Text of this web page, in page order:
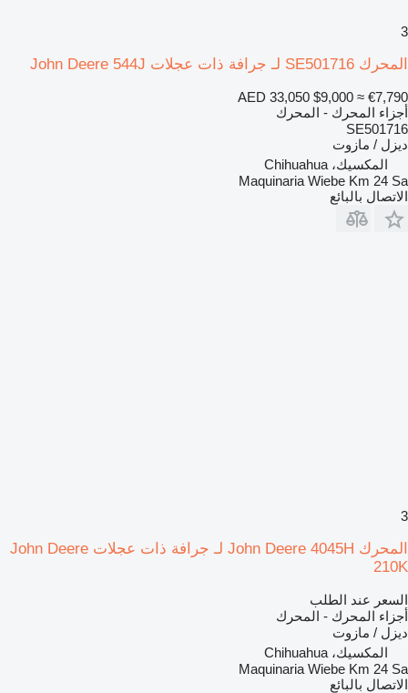
3
المحرك SE501716 لـ جرافة ذات عجلات John Deere 544J
AED 33,050 $9,000 ≈ €7,790
أجزاء المحرك - المحرك
SE501716
ديزل / مازوت
المكسيك، Chihuahua
Maquinaria Wiebe Km 24 Sa
الاتصال بالبائع
3
المحرك John Deere 4045H لـ جرافة ذات عجلات John Deere
210K
السعر عند الطلب
أجزاء المحرك - المحرك
ديزل / مازوت
المكسيك، Chihuahua
Maquinaria Wiebe Km 24 Sa
الاتصال بالبائع